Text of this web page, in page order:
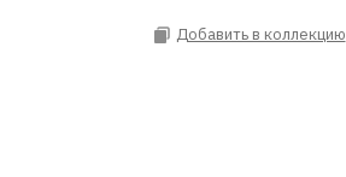
Добавить в коллекцию